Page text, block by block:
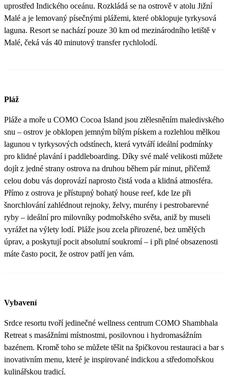
uprostřed Indického oceánu. Rozkládá se na ostrově v atolu Jižní
Malé a je lemovaný písečnými plážemi, které obklopuje tyrkysová
laguna. Resort se nachází pouze 30 km od mezinárodního letiště v
Malé, čeká vás 40 minutový transfer rychlolodí.
Pláž
Pláže a moře u COMO Cocoa Island jsou ztělesněním maledivského
snu – ostrov je obklopen jemným bílým pískem a rozlehlou mělkou
lagunou v tyrkysových odstínech, která vytváří ideální podmínky
pro klidné plavání i paddleboarding. Díky své malé velikosti můžete
dojít z jedné strany ostrova na druhou během pár minut, přičemž
celou dobu vás doprovází naprosto čistá voda a klidná atmosféra.
Přímo z ostrova je přístupný bohatý house reef, kde lze při
šnorchlování zahlédnout rejnoky, želvy, murény i pestrobarevné
ryby – ideální pro milovníky podmořského světa, aniž by museli
vyrážet na výlety lodí. Pláže jsou zcela přirozené, bez umělých
úprav, a poskytují pocit absolutní soukromí – i při plné obsazenosti
máte často pocit, že ostrov patří jen vám.
Vybavení
Srdce resortu tvoří jedinečné wellness centrum COMO Shambhala
Retreat s masážními místnostmi, posilovnou i hydromasážním
bazénem. Kromě toho se můžete těšit na špičkovou restauraci a bar s
inovativním menu, které je inspirované indickou a středomořskou
kulinářskou tradicí.